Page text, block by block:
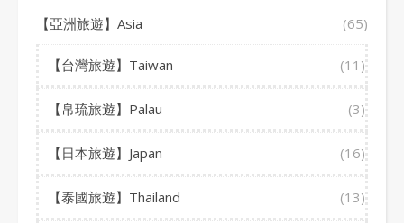
【亞洲旅遊】Asia (65)
【台灣旅遊】Taiwan (11)
【帛琉旅遊】Palau (3)
【日本旅遊】Japan (16)
【泰國旅遊】Thailand (13)